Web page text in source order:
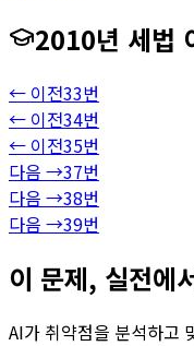
2010년 세법
← 이전33번
← 이전34번
← 이전35번
다음 →37번
다음 →38번
다음 →39번
이 문제, 실전에
AI가 취약점을 분석하고